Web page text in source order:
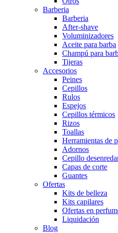
Barberia
Barberia
After-shave
Voluminizadores
Aceite para barba
Champú para
Tijeras
Accesorios
Peines
Cepillos
Rulos
Espejos
Cepillos térmicos
Rizos
Toallas
Herramientas de
Adornos
Cepillo
Capas de corte
Guantes
Ofertas
Kits de belleza
Kits capilares
Ofertas en
Liquidación
Blog